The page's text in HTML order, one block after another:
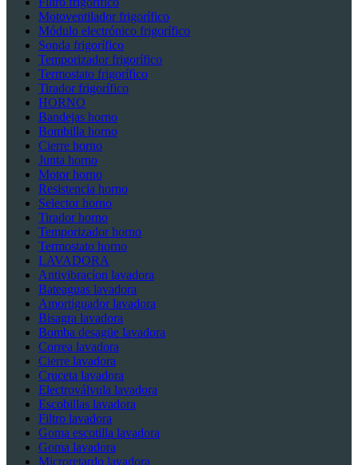
Motoventilador frigorífico
Módulo electrónico frigorífico
Sonda frigorífico
Temporizador frigorífico
Termostato frigorífico
Tirador frigorífico
HORNO
Bandejas horno
Bombilla horno
Cierre horno
Junta horno
Motor horno
Resistencia horno
Selector horno
Tirador horno
Temporizador horno
Termostato horno
LAVADORA
Antivibracíon lavadora
Bateaguas lavadora
Amortiguador lavadora
Bisagra lavadora
Bomba desagüe lavadora
Correa lavadora
Cierre lavadora
Cruceta lavadora
Electroválvula lavadora
Escobillas lavadora
Filtro lavadora
Goma escotilla lavadora
Goma lavadora
Microretardo lavadora